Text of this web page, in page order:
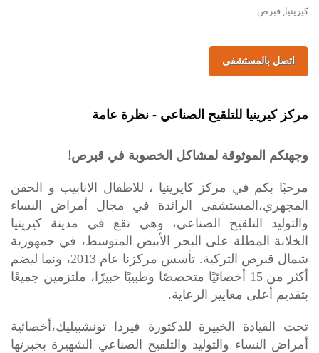
كيرينيا, قبرص
اتصل بالمستشفى
مركز كيرينيا للتلقيح الصناعي - نظرة عامة
وجهتكم الموثوقة لمشاكل الخصوبة في قبرص!
مرحبًا بكم في مركز كايرينيا ، للاطفال الانابيب و الحقن
المجهري،المستشفى الرائدة في مجال أمراض النساء
والتوليد التلقيح الصناعي، وهي تقع في مدينة كيرينيا
الخلابة المطلة على البحر الأبيض المتوسط، في جمهورية
شمال قبرص التركية. تأسس مركزنا عام 2013، ونما ليضم
أكثر من 15 أخصائيًا متخصصًا وطبيبًا خبيرًا، ملتزمين جميعًا
بتقديم أعلى معايير الرعاية.
تحت القيادة الخبيرة للدكتورة فيردا تونشبيليك،أخصائية
أمراض النساء والتوليد والتلقيح الصناعي الشهيرة بخبرتها